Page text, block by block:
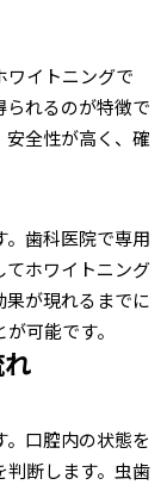
ワイトニングで
れるのが特徴で
全性が高く、確
歯科医院で専用
てホワイトニング
が現れるまでに
可能です。
口腔内の状態を
判断します。虫歯